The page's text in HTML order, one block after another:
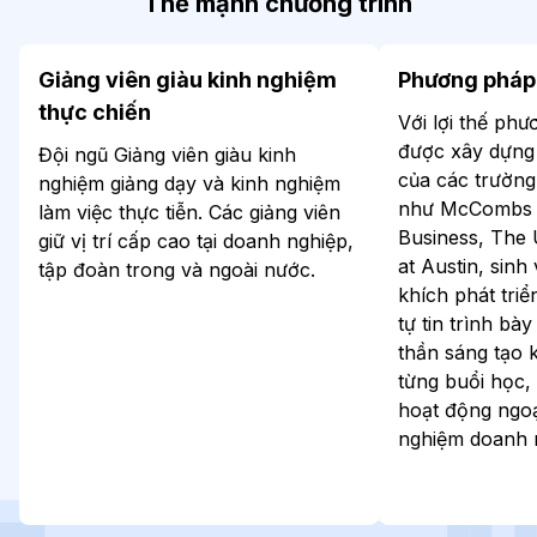
Giảng viên giàu kinh nghiệm
thực chiến
Đội ngũ Giảng viên giàu kinh
nghiệm giảng dạy và kinh nghiệm
làm việc thực tiễn. Các giảng viên
giữ vị trí cấp cao tại doanh nghiệp,
tập đoàn trong và ngoài nước.
Phương
Với lợi thế
được xây
của các
như
Business, The
at Austin, sinh
khích phát
tự tin trình bày
thần sáng tạo
từng buổi
hoạt động
nghiệm doanh